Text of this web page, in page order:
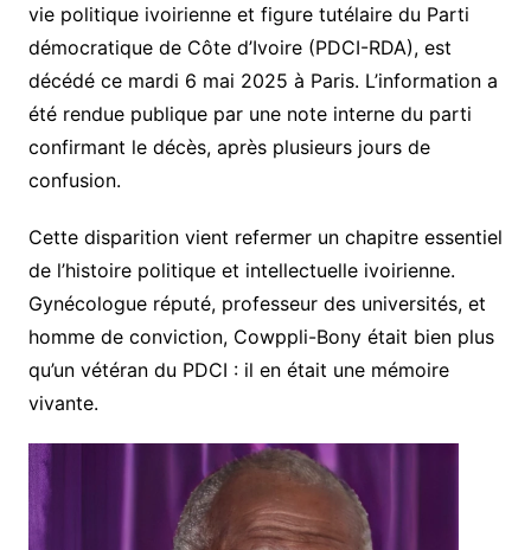
vie politique ivoirienne et figure tutélaire du Parti
démocratique de Côte d’Ivoire (PDCI-RDA), est
décédé ce mardi 6 mai 2025 à Paris. L’information a
été rendue publique par une note interne du parti
confirmant le décès, après plusieurs jours de
confusion.
Cette disparition vient refermer un chapitre essentiel
de l’histoire politique et intellectuelle ivoirienne.
Gynécologue réputé, professeur des universités, et
homme de conviction, Cowppli-Bony était bien plus
qu’un vétéran du PDCI : il en était une mémoire
vivante.